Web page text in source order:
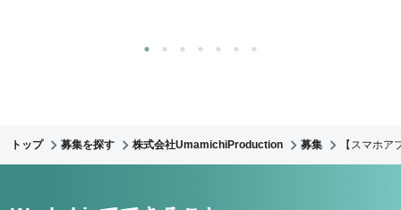
トップ 募集を探す 株式会社UmamichiProduction 募集 【スマホ